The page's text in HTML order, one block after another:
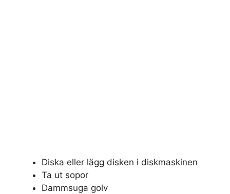
Diska eller lägg disken i diskmaskinen
Ta ut sopor
Dammsuga golv